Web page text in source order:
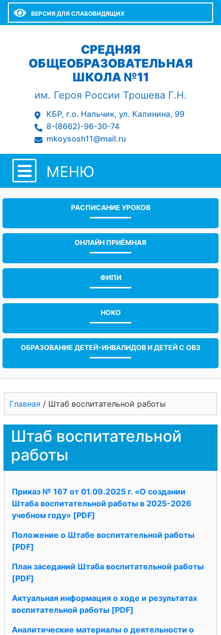
ВЕРСИЯ ДЛЯ СЛАБОВИДЯЩИХ
СРЕДНЯЯ
ОБЩЕОБРАЗОВАТЕЛЬНАЯ
ШКОЛА №11
им. Героя России Трошева Г.Н.
КБР, г.о. Нальчик, ул. Калинина, 99
8-(8662)-96-30-74
mkoysosh11@mail.ru
МЕНЮ
РАСПИСАНИЕ УРОКОВ
ОНЛАЙН ПРИЁМНАЯ
ФИПИ
НОКО
ОБРАЗОВАНИЕ ДЕТЕЙ-ИНВАЛИДОВ И ДЕТЕЙ С ОВЗ
Главная / Штаб воспитательной работы
Штаб воспитательной
работы
Приказ № 167 от 01.09.2025 г. «О создании
Штаба воспитательной работы в 2025-2026
учебном году» [PDF]
Положение о Штабе воспитательной работы
[PDF]
План заседаний Штаба воспитательной работы
[PDF]
Актуальная информация о ходе и результатах
воспитательной работы [PDF]
Аналитические материалы о деятельности о